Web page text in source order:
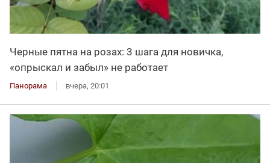
Черные пятна на розах: 3 шага для новичка,
«опрыскал и забыл» не работает
Панорама вчера, 20:01